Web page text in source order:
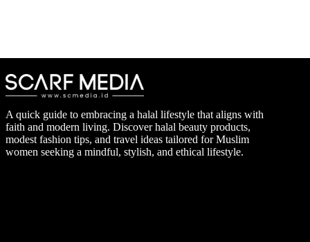
A quick guide to embracing a halal lifestyle that aligns with
faith and modern living. Discover halal beauty products,
modest fashion tips, and travel ideas tailored for Muslim
women seeking a mindful, stylish, and ethical lifestyle.